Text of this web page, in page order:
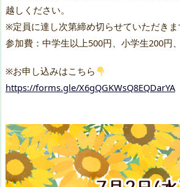
越しください。
※定員に達し次第締め切らせていただきま
参加費：中学生以上500円、小学生200円
※お申し込みはこちら
https://forms.gle/X6gQGKWsQ8EQDarYA